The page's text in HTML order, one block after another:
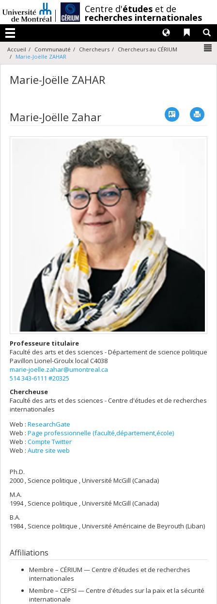
au
contenu
Centre d'études et de
recherches internationales
Menu
Liens
Langues
Accueil Communauté Chercheurs
Chercheurs au CÉRIUM
Marie-Joëlle ZAHAR
Marie-Joëlle ZAHAR
Marie-Joëlle Zahar Vcard
Professeure titulaire
Faculté des arts et des sciences - Département de science politique
Pavillon Lionel-Groulxlocal C4038
marie-joelle.zahar@umontreal.ca
514 343-6111 #20325
Chercheuse
Faculté des arts et des sciences - Centre d'études et de recherches
internationales
Web : ResearchGate
Web : Page professionnelle (faculté,département,école)
Web : Compte Twitter
Web : Autre site web
Ph.D.
2000 , Science politique , Université McGill (Canada)
M.A.
1994 , Science politique , Université McGill (Canada)
B.A.
1984 , Science politique , Université Américaine de Beyrouth (Liban)
Affiliations
Membre – CÉRIUM — Centre d'études et de recherches
internationales
Membre – CEPSI — Centre d'études sur la paix et la sécurité
internationale